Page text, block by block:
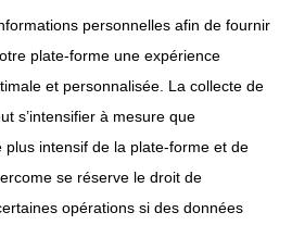
personnelles afin de fournir
plate-forme une expérience
et personnalisée. La collecte de
s’intensifier à mesure que
plus intensif de la plate-forme et de
se réserve le droit de
opérations si des données